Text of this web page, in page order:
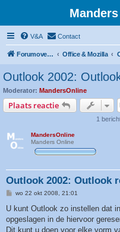
V&A Contact
Forumoverzicht Office & Mozilla
Outlook 2002:
Moderator: MandersOnline
Plaats reactie
1
MandersOnline
Manders Online
Outlook 2002: Outlook
B
r
c
h
wo 22 okt 2008, 21:01
U kunt Outlook zo instellen dat
opgeslagen in de hiervoor
Dit kunt u doen voor elke vorm